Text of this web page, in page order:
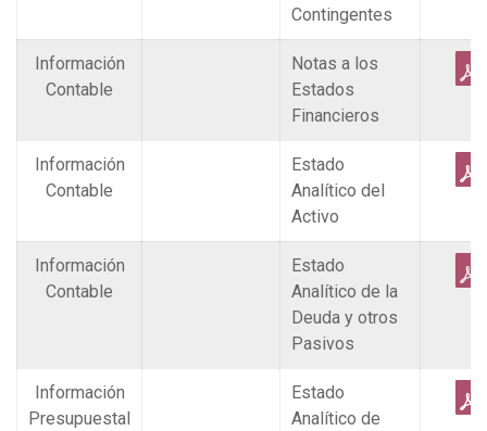
Contingentes
Información
Contable
Notas a los
Estados
Financieros
Información
Contable
Estado
Analítico del
Activo
Información
Contable
Estado
Analítico de la
Deuda y otros
Pasivos
Información
Presupuestal
Estado
Analítico de